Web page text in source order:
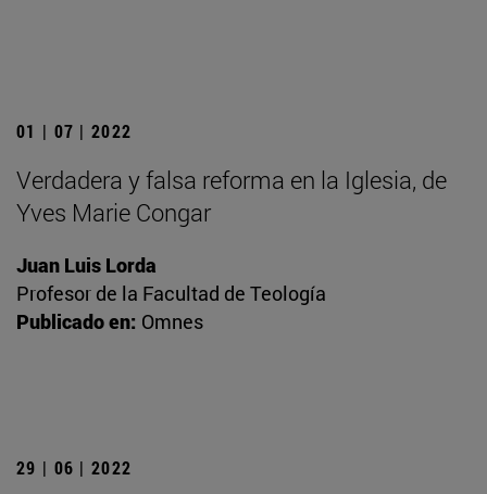
01 | 07 | 2022
Verdadera y falsa reforma en la Iglesia, de
Yves Marie Congar
Juan Luis Lorda
Profesor de la Facultad de Teología
Publicado en: Omnes
29 | 06 | 2022